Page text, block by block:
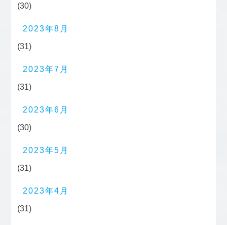
(30)
2023年8月
(31)
2023年7月
(31)
2023年6月
(30)
2023年5月
(31)
2023年4月
(31)